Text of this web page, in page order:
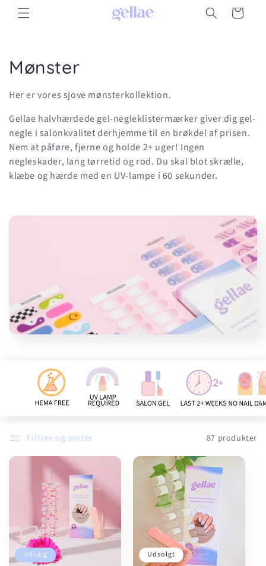
Gå til
indhold
Indkøbskurv
K
o
l
l
e
k
Mønster
Her er vores sjove mønsterkollektion.
Gellae halvhærdede gel-negleklistermærker giver dig gel-
negle i salonkvalitet derhjemme til en brøkdel af prisen.
Nem at påføre, fjerne og holde 2+ uger! Ingen
negleskader, lang tørretid og rod. Du skal blot skrælle,
klæbe og hærde med en UV-lampe i 60 sekunder.
Filtrer og sortér 87 produkter
Udsalg Udsolgt